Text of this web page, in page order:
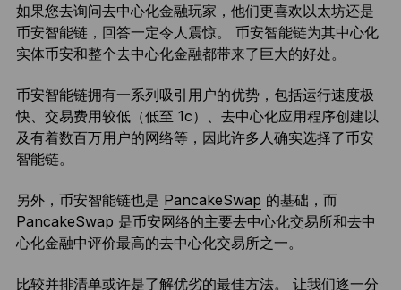
如果您去询问去中心化金融玩家，他们更喜欢以太坊还是
币安智能链，回答一定令人震惊。 币安智能链为其中心化
实体币安和整个去中心化金融都带来了巨大的好处。
币安智能链拥有一系列吸引用户的优势，包括运行速度极
快、交易费用较低（低至 1c）、去中心化应用程序创建以
及有着数百万用户的网络等，因此许多人确实选择了币安
智能链。
另外，币安智能链也是 PancakeSwap 的基础，而
PancakeSwap 是币安网络的主要去中心化交易所和去中
心化金融中评价最高的去中心化交易所之一。
比较并排清单或许是了解优劣的最佳方法。 让我们逐一分